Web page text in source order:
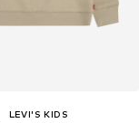
LEVI'S KIDS